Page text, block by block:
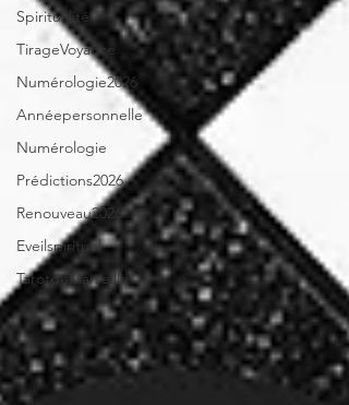
Spiritualité
TirageVoyance
Numérologie2026
Annéepersonnelle
Numérologie
Prédictions2026
Renouveau2026
Eveilspirituel
TarotdeMarseille